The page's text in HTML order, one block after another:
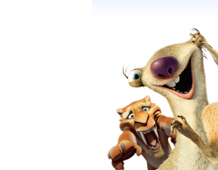
пишет:
а мне
первые 5 минут,
норм пошло,
выглядел как
него, фу. А сам
Согласен на
просмотре...
хорошая, но вот